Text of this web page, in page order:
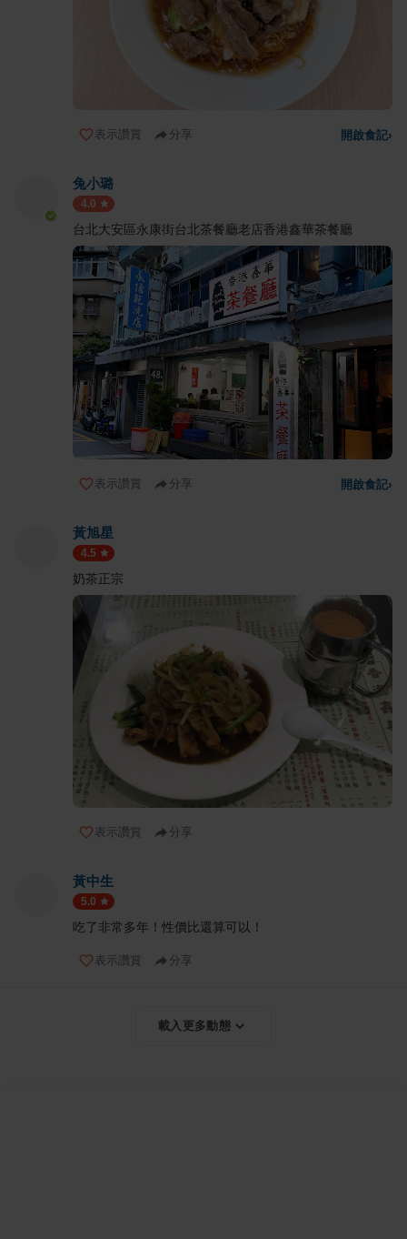
表示讚賞 分享 開啟食記›
兔小璐
4.0
台北大安區永康街台北茶餐廳老店香港鑫華茶餐廳
表示讚賞 分享 開啟食記›
黃旭星
4.5
奶茶正宗
表示讚賞 分享
黃中生
5.0
吃了非常多年！性價比還算可以！
表示讚賞 分享
載入更多動態